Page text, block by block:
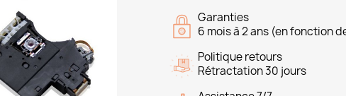
Garanties
6 mois à 2 ans (en fonction
Politique retours
Rétractation 30 jours